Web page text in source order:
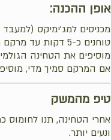
אופן ההכנה:
מכניסים למג'ימיקס
טוחנים כ-5 דקות עד מרקם חלק ואחיד.
מוסיפים את הטחינה
אם המרקם סמיך מדי,
טיפ מהמשק
אחרי הטחינה, תנו
ונעים יותר.